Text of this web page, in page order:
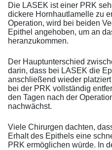
Die LASEK ist einer PRK
dickere Hornhautlamelle zu
Operation, wird bei beiden
Epithel angehoben, um an
heranzukommen.
Der Hauptunterschied
darin, dass bei LASEK die
anschließend wieder
bei der PRK vollständig
den Tagen nach der
nachwächst.
Viele Chirurgen dachten,
Erhalt des Epithels eine
PRK ermöglichen würde. In